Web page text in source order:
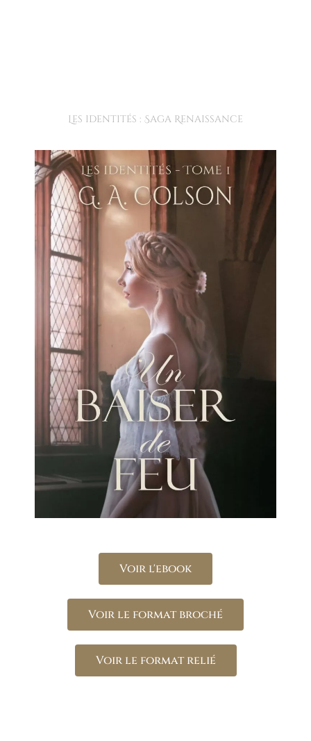
Les identités : Saga Renaissance
Voir l'ebook
Voir le format broché
Voir le format relié